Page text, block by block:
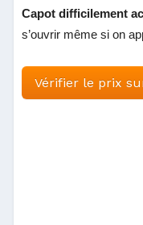
Capot difficilement
s’ouvrir même si on
Vérifier le prix